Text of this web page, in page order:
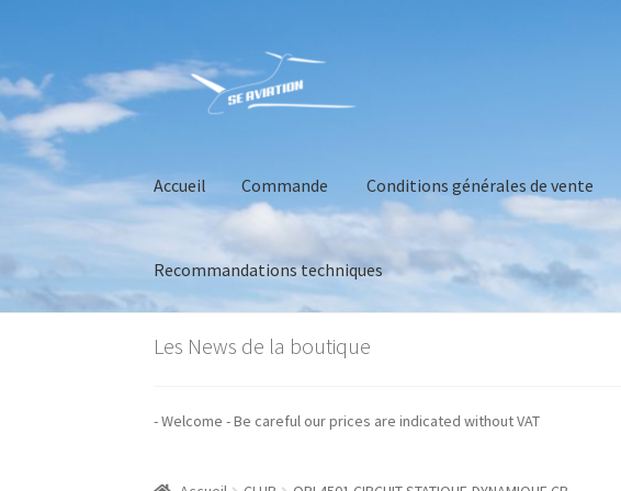
Aller
à
Aller
au
contenu
Accueil Commande Conditions générales de vente
Recommandations techniques
AccueilCommandeConditions générales de vente
Les News de la boutique
nos prix sont indiqués hors taxes - Welcome - Be careful our prices are indicated without VAT